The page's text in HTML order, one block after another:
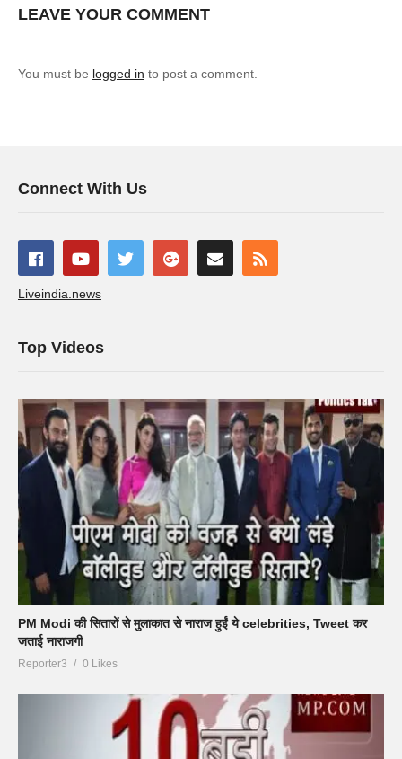
LEAVE YOUR COMMENT
You must be logged in to post a comment.
Connect With Us
Liveindia.news
Top Videos
PM Modi की सितारों से मुलाकात से नाराज हुईं ये celebrities, Tweet कर
जताई नाराजगी
Reporter3 0 Likes